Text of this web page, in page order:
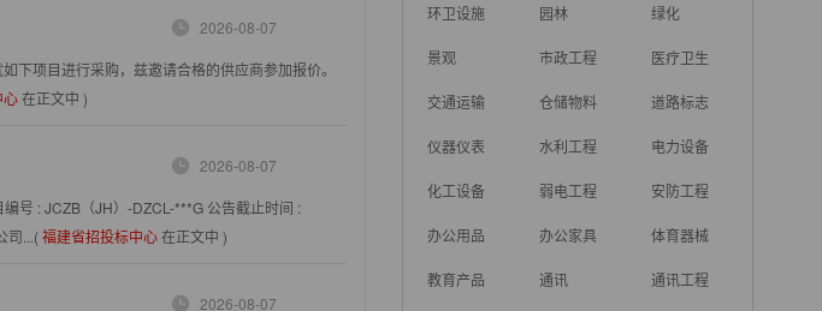
2026-08-07
项目进行采购，兹邀请合格的供应商参加报价。
心在正文中 )
2026-08-07
号 : JCZB（JH）-DZCL-***G 公告截止时间 :
司...(福建省招投标中心在正文中 )
2026-08-07
环卫设施 园林 绿化
景观 市政工程 医疗卫生
交通运输 仓储物料 道路标志
仪器仪表 水利工程 电力设备
化工设备 弱电工程 安防工程
办公用品 办公家具 体育器械
教育产品 通讯 通讯工程